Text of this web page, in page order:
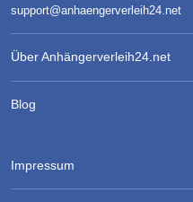
support@anhaengerverleih24.net
Über Anhängerverleih24.net
Blog
Impressum